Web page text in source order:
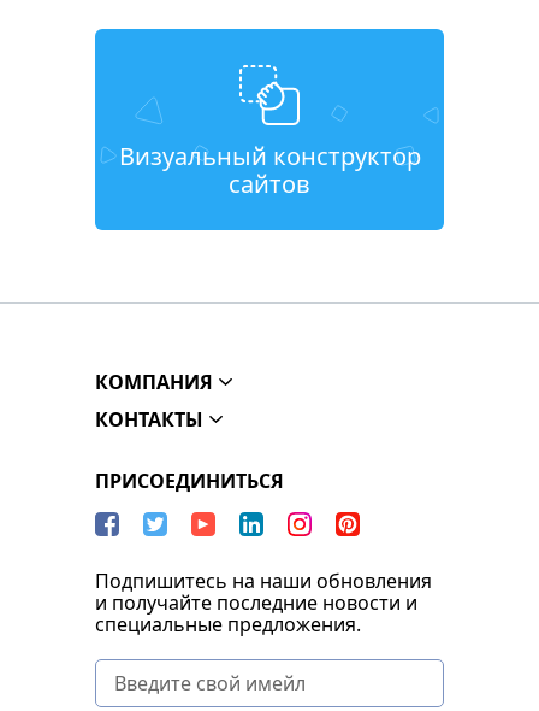
Визуальный конструктор
сайтов
КОМПАНИЯ
КОНТАКТЫ
ПРИСОЕДИНИТЬСЯ
Подпишитесь на наши обновления
и получайте последние новости и
специальные предложения.